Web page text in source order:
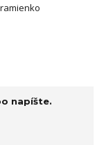
napíšte.